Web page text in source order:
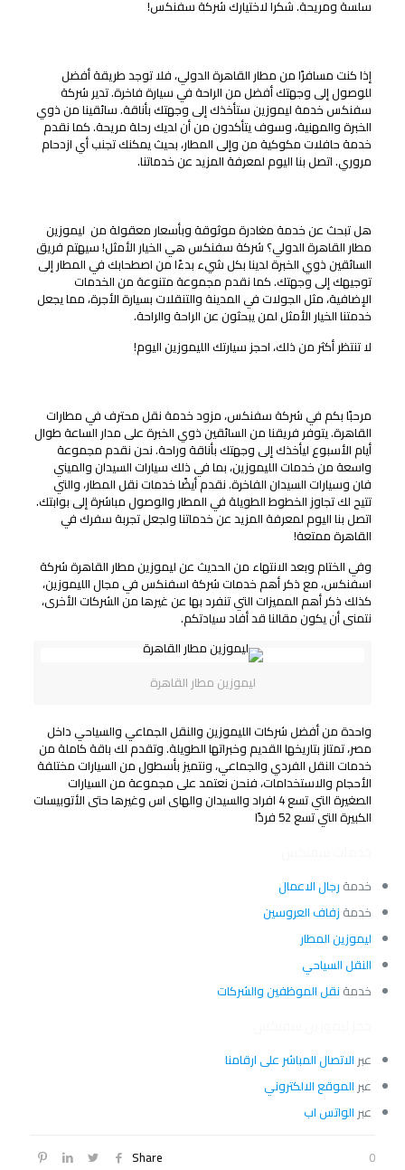
سلسة ومريحة. شكرا لاختيارك شركة سفنكس!
إذا كنت مسافرًا من مطار القاهرة الدولي، فلا توجد طريقة أفضل
للوصول إلى وجهتك أفضل من الراحة في سيارة فاخرة. تدير شركة
سفنكس خدمة ليموزين ستأخذك إلى وجهتك بأناقة. سائقينا من ذوي
الخبرة والمهنية، وسوف يتأكدون من أن لديك رحلة مريحة. كما نقدم
خدمة حافلات مكوكية من وإلى المطار، بحيث يمكنك تجنب أي ازدحام
مروري. اتصل بنا اليوم لمعرفة المزيد عن خدماتنا.
هل تبحث عن خدمة مغادرة موثوقة وبأسعار معقولة من ليموزين
مطار القاهرة الدولي؟ شركة سفنكس هي الخيار الأمثل! سيهتم فريق
السائقين ذوي الخبرة لدينا بكل شيء بدءًا من اصطحابك في المطار إلى
توجيهك إلى وجهتك. كما نقدم مجموعة متنوعة من الخدمات
الإضافية، مثل الجولات في المدينة والتنقلات بسيارة الأجرة، مما يجعل
خدمتنا الخيار الأمثل لمن يبحثون عن الراحة والراحة.
لا تنتظر أكثر من ذلك، احجز سيارتك الليموزين اليوم!
مرحبًا بكم في شركة سفنكس، مزود خدمة نقل محترف في مطارات
القاهرة. يتوفر فريقنا من السائقين ذوي الخبرة على مدار الساعة طوال
أيام الأسبوع ليأخذك إلى وجهتك بأناقة وراحة. نحن نقدم مجموعة
واسعة من خدمات الليموزين، بما في ذلك سيارات السيدان والميني
فان وسيارات السيدان الفاخرة. نقدم أيضًا خدمات نقل المطار، والتي
تتيح لك تجاوز الخطوط الطويلة في المطار والوصول مباشرة إلى بوابتك.
اتصل بنا اليوم لمعرفة المزيد عن خدماتنا ولجعل تجربة سفرك في
القاهرة ممتعة!
وفي الختام وبعد الانتهاء من الحديث عن ليموزين مطار القاهرة شركة
اسفنكس، مع ذكر أهم خدمات شركة اسفنكس في مجال الليموزين،
كذلك ذكر أهم المميزات التي تنفرد بها عن غيرها من الشركات الأخرى،
نتمنى أن يكون مقالنا قد أفاد سيادتكم.
ليموزين مطار القاهرة
واحدة من أفضل شركات الليموزين والنقل الجماعي والسياحي داخل
مصر، تمتاز بتاريخها القديم وخبراتها الطويلة. وتقدم لك باقة كاملة من
خدمات النقل الفردي والجماعي، ونتميز بأسطول من السيارات مختلفة
الأحجام والاستخدامات، فنحن نعتمد على مجموعة من السيارات
الصغيرة التي تسع 4 افراد والسيدان والهاى اس وغيرها حتى الأتوبيسات
الكبيرة التي تسع 52 فردًا
خدمة رجال الاعمال
خدمة زفاف العروسين
ليموزين المطار
النقل السياحي
خدمة نقل الموظفين والشركات
عبر الاتصال المباشر على ارقامنا
عبر الموقع الالكتروني
عبر الواتس اب
Share 0